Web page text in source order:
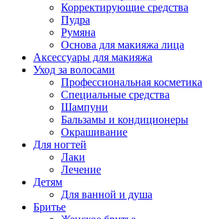
Корректирующие средства
Пудра
Румяна
Основа для макияжа лица
Аксессуары для макияжа
Уход за волосами
Профессиональная косметика
Специальные средства
Шампуни
Бальзамы и кондиционеры
Окрашивание
Для ногтей
Лаки
Лечение
Детям
Для ванной и душа
Бритье